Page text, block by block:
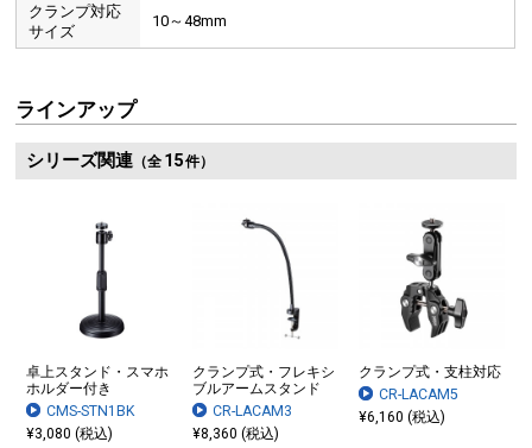
クランプ対応
サイズ
10～48mm
ラインアップ
シリーズ関連（全 15件）
卓上スタンド・スマホ
ホルダー付き
CMS-STN1BK
¥3,080 (税込)
クランプ式・フレキシ
ブルアームスタンド
CR-LACAM3
¥8,360 (税込)
クランプ式・支柱対応
CR-LACAM5
¥6,160 (税込)